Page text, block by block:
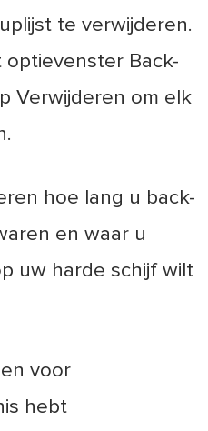
te verwijderen.
optievenster Back-
Verwijderen om elk
hoe lang u back-
en waar u
uw harde schijf wilt
voor
hebt